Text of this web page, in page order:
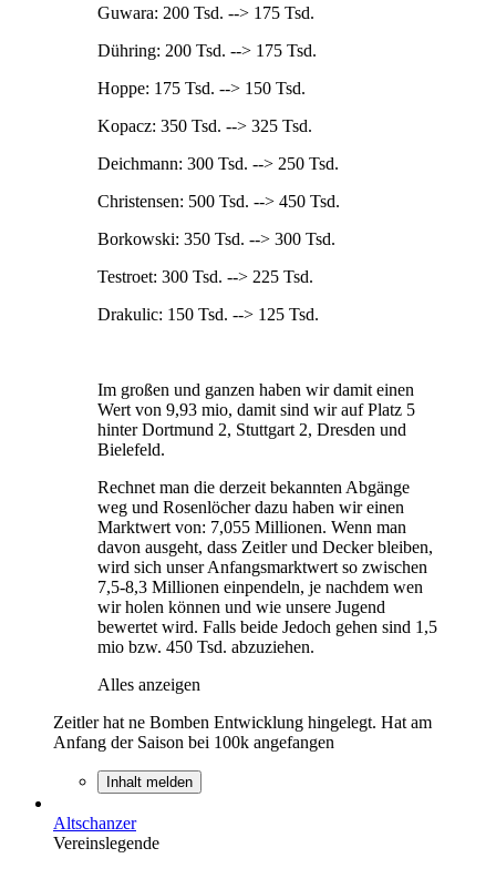
Guwara: 200 Tsd. --> 175 Tsd.
Dühring: 200 Tsd. --> 175 Tsd.
Hoppe: 175 Tsd. --> 150 Tsd.
Kopacz: 350 Tsd. --> 325 Tsd.
Deichmann: 300 Tsd. --> 250 Tsd.
Christensen: 500 Tsd. --> 450 Tsd.
Borkowski: 350 Tsd. --> 300 Tsd.
Testroet: 300 Tsd. --> 225 Tsd.
Drakulic: 150 Tsd. --> 125 Tsd.
Im großen und ganzen haben wir damit einen
Wert von 9,93 mio, damit sind wir auf Platz 5
hinter Dortmund 2, Stuttgart 2, Dresden und
Bielefeld.
Rechnet man die derzeit bekannten Abgänge
weg und Rosenlöcher dazu haben wir einen
Marktwert von: 7,055 Millionen. Wenn man
davon ausgeht, dass Zeitler und Decker bleiben,
wird sich unser Anfangsmarktwert so zwischen
7,5-8,3 Millionen einpendeln, je nachdem wen
wir holen können und wie unsere Jugend
bewertet wird. Falls beide Jedoch gehen sind 1,5
mio bzw. 450 Tsd. abzuziehen.
Alles anzeigen
Zeitler hat ne Bomben Entwicklung hingelegt. Hat am
Anfang der Saison bei 100k angefangen
Inhalt melden
Altschanzer
Vereinslegende